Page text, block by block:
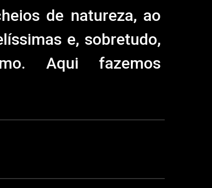
de natureza, ao
e, sobretudo,
Aqui fazemos